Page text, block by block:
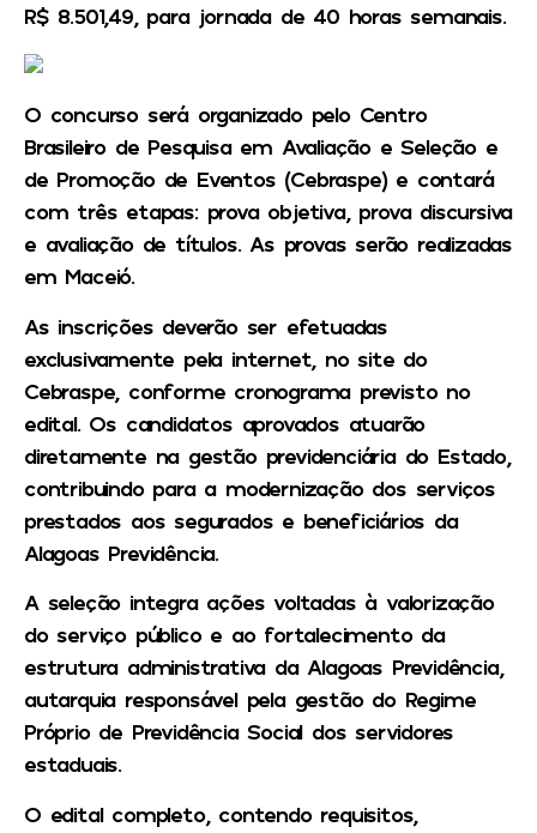
R$ 8.501,49, para jornada de 40 horas semanais.
O concurso será organizado pelo Centro
Brasileiro de Pesquisa em Avaliação e Seleção e
de Promoção de Eventos (Cebraspe) e contará
com três etapas: prova objetiva, prova discursiva
e avaliação de títulos. As provas serão realizadas
em Maceió.
As inscrições deverão ser efetuadas
exclusivamente pela internet, no site do
Cebraspe, conforme cronograma previsto no
edital. Os candidatos aprovados atuarão
diretamente na gestão previdenciária do Estado,
contribuindo para a modernização dos serviços
prestados aos segurados e beneficiários da
Alagoas Previdência.
A seleção integra ações voltadas à valorização
do serviço público e ao fortalecimento da
estrutura administrativa da Alagoas Previdência,
autarquia responsável pela gestão do Regime
Próprio de Previdência Social dos servidores
estaduais.
O edital completo, contendo requisitos,